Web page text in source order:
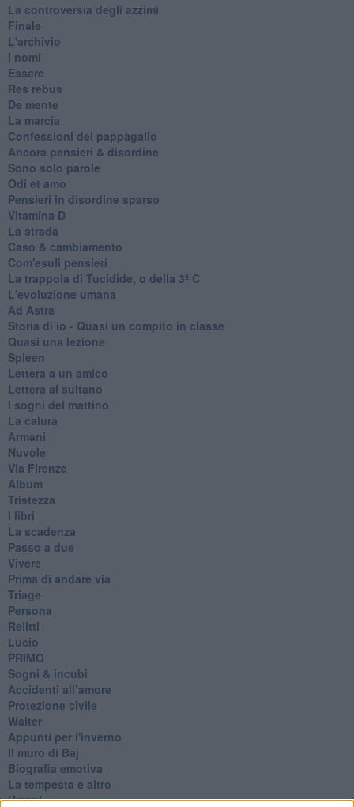
La controversia degli azzimi
Finale
L'archivio
I nomi
Essere
Res rebus
De mente
La marcia
Confessioni del pappagallo
Ancora pensieri & disordine
Sono solo parole
Odi et amo
Pensieri in disordine sparso
Vitamina D
La strada
Caso & cambiamento
Com'esuli pensieri
La trappola di Tucidide, o della 3ª C
L'evoluzione umana
Ad Astra
Storia di io - Quasi un compito in classe
Quasi una lezione
Spleen
Lettera a un amico
Lettera al sultano
I sogni del mattino
La calura
Armani
Nuvole
Via Firenze
Album
Tristezza
I libri
La scadenza
Passo a due
Vivere
Prima di andare via
Triage
Persona
Relitti
Lucio
PRIMO
Sogni & incubi
Accidenti all’amore
Protezione civile
Walter
Appunti per l'inverno
Il muro di Baj
Biografia emotiva
La tempesta e altro
Umani